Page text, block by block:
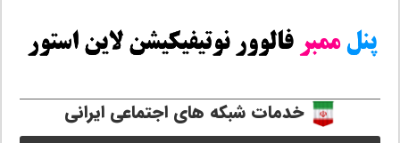
خدمات شبکه های اجتماعی ایرانی